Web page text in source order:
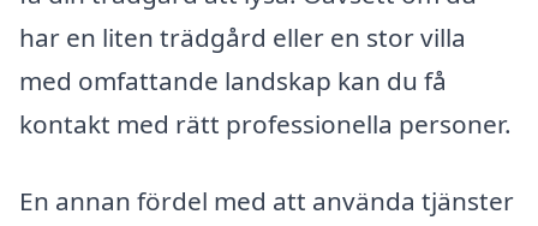
har en liten trädgård eller en stor villa
med omfattande landskap kan du få
kontakt med rätt professionella personer.
En annan fördel med att använda tjänster